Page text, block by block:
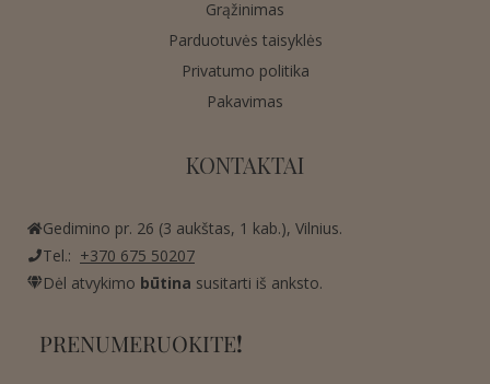
Grąžinimas
Parduotuvės taisyklės
Privatumo politika
Pakavimas
KONTAKTAI
Gedimino pr. 26 (3 aukštas, 1 kab.), Vilnius.
Tel.: +370 675 50207
Dėl atvykimo būtina susitarti iš anksto.
PRENUMERUOKITE!